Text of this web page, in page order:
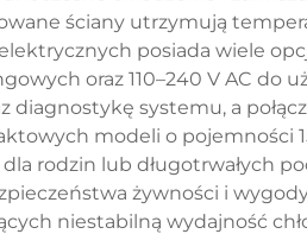
ściany utrzymują
posiada wiele
oraz 110–240 V AC do
systemu, a
modeli o pojemności
rodzin lub długotrwałych
żywności i
niestabilną wydajność